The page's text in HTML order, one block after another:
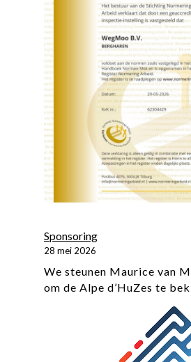
Sponsoring
28 mei 2026
We steunen Maurice van
om de Alpe d’HuZes te